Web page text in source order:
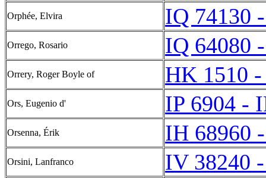
Orphée, Elvira IQ 74130
Orrego, Rosario IQ 64080
Orrery, Roger Boyle of HK 1510
Ors, Eugenio d' IP 6904 -
Orsenna, Érik IH 68960
Orsini, Lanfranco IV 38240